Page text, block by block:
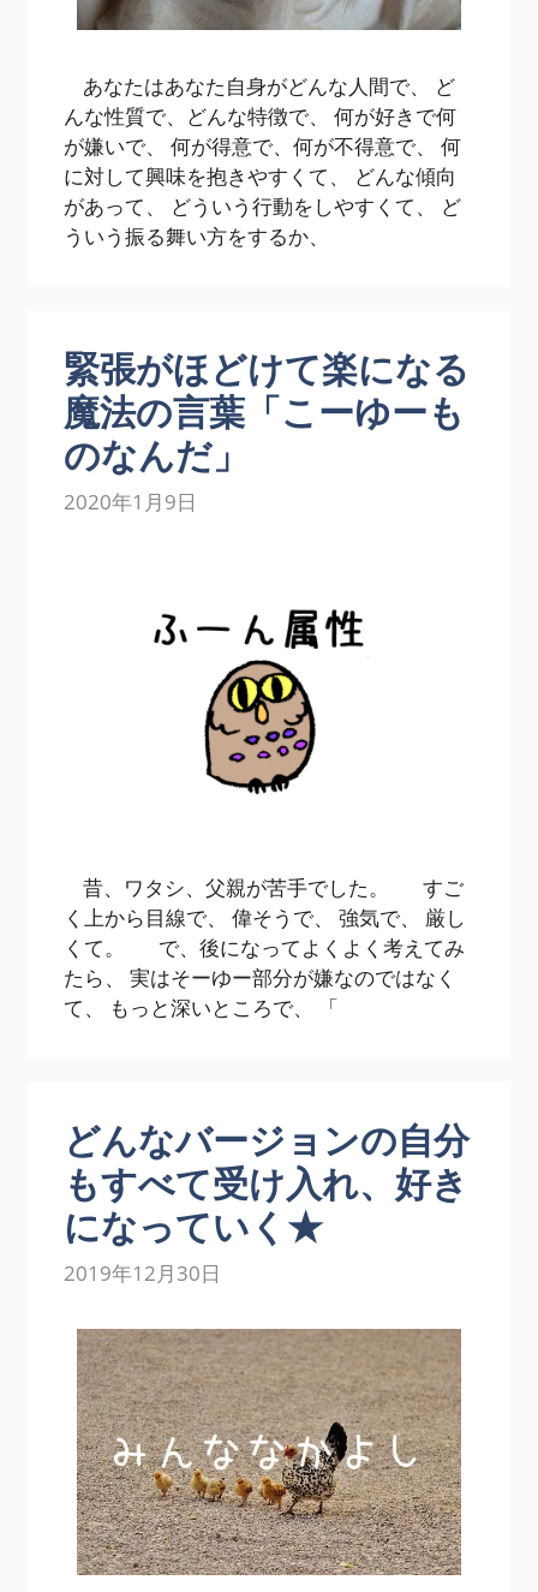
あなたはあなた自身がどんな人間で、 ど
んな性質で、どんな特徴で、 何が好きで何
が嫌いで、 何が得意で、何が不得意で、 何
に対して興味を抱きやすくて、 どんな傾向
があって、 どういう行動をしやすくて、 ど
ういう振る舞い方をするか、
緊張がほどけて楽になる
魔法の言葉「こーゆーも
のなんだ」
2020年1月9日
昔、ワタシ、父親が苦手でした。 すご
く上から目線で、 偉そうで、 強気で、 厳し
くて。 で、後になってよくよく考えてみ
たら、 実はそーゆー部分が嫌なのではなく
て、 もっと深いところで、 「
どんなバージョンの自分
もすべて受け入れ、好き
になっていく★
2019年12月30日